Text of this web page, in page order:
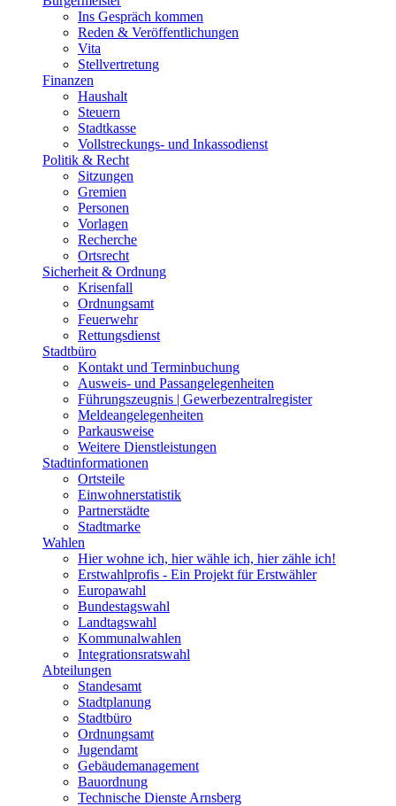
Ins Gespräch kommen
Reden & Veröffentlichungen
Vita
Stellvertretung
Finanzen
Haushalt
Steuern
Stadtkasse
Vollstreckungs- und Inkassodienst
Politik & Recht
Sitzungen
Gremien
Personen
Vorlagen
Recherche
Ortsrecht
Sicherheit & Ordnung
Krisenfall
Ordnungsamt
Feuerwehr
Rettungsdienst
Stadtbüro
Kontakt und Terminbuchung
Ausweis- und Passangelegenheiten
Führungszeugnis | Gewerbezentralregister
Meldeangelegenheiten
Parkausweise
Weitere Dienstleistungen
Stadtinformationen
Ortsteile
Einwohnerstatistik
Partnerstädte
Stadtmarke
Wahlen
Hier wohne ich, hier wähle ich, hier zähle ich!
Erstwahlprofis - Ein Projekt für Erstwähler
Europawahl
Bundestagswahl
Landtagswahl
Kommunalwahlen
Integrationsratswahl
Abteilungen
Standesamt
Stadtplanung
Stadtbüro
Ordnungsamt
Jugendamt
Gebäudemanagement
Bauordnung
Technische Dienste Arnsberg